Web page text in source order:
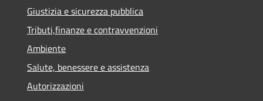
Giustizia e sicurezza pubblica
Tributi,finanze e contravvenzioni
Ambiente
Salute, benessere e assistenza
Autorizzazioni